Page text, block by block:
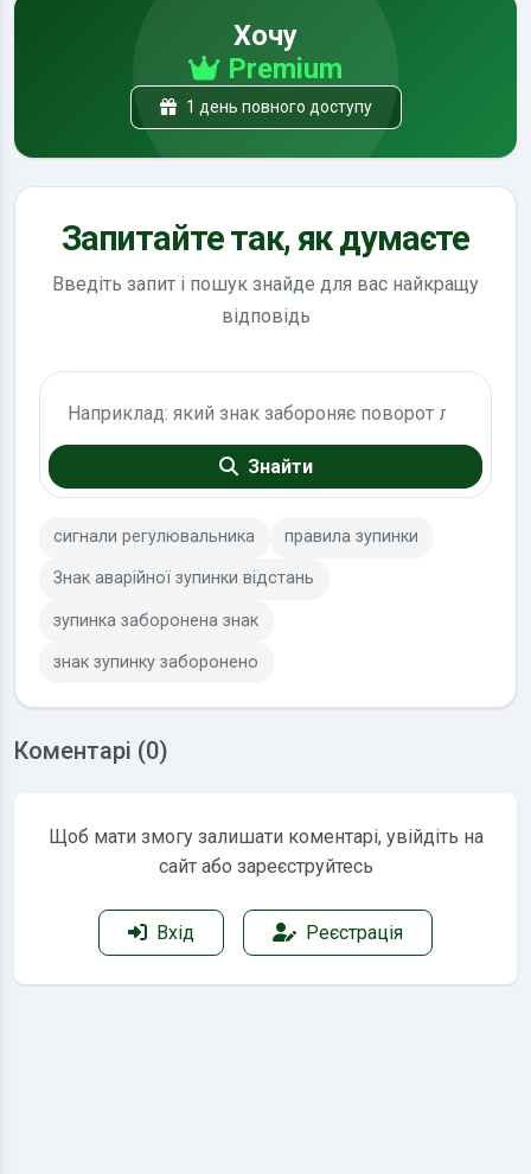
Хочу
Premium
1 день повного доступу
Запитайте так, як думаєте
Введіть запит і пошук знайде для вас найкращу
відповідь
Знайти
сигнали регулювальника правила зупинки
Знак аварійної зупинки відстань
зупинка заборонена знак
знак зупинку заборонено
Коментарі (0)
Щоб мати змогу залишати коментарі, увійдіть на
сайт або зареєструйтесь
Вхід Реєстрація